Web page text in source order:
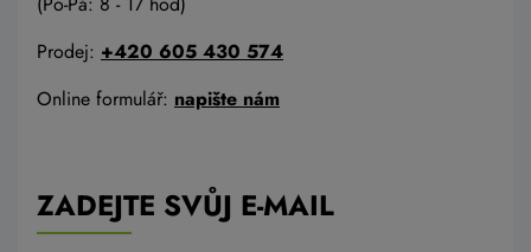
Prodej: +420 605 430 574
Online formulář: napište nám
ZADEJTE SVŮJ E-MAIL